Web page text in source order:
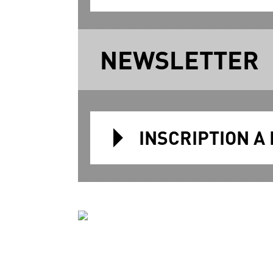
NEWSLETTER
INSCRIPTION A